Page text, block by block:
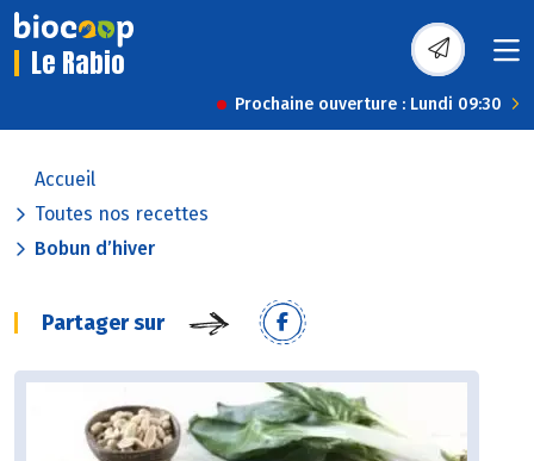
Le Rabio
Prochaine ouverture : Lundi 09:30
Accueil
Toutes nos recettes
Bobun d’hiver
Partager sur